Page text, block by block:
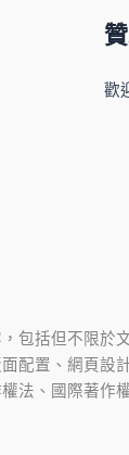
歡
包括但不限於
配置、網頁設
法、國際著作